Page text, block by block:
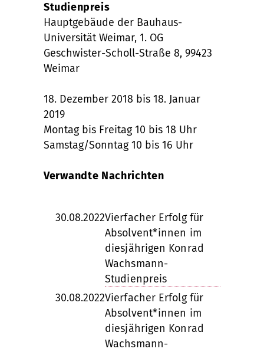
Studienpreis
Hauptgebäude der Bauhaus-
Universität Weimar, 1. OG
Geschwister-Scholl-Straße 8, 99423
Weimar
18. Dezember 2018 bis 18. Januar
2019
Montag bis Freitag 10 bis 18 Uhr
Samstag/Sonntag 10 bis 16 Uhr
Verwandte Nachrichten
30.08.2022Vierfacher Erfolg für
Absolvent*innen im
diesjährigen Konrad
Wachsmann-
Studienpreis
30.08.2022Vierfacher Erfolg für
Absolvent*innen im
diesjährigen Konrad
Wachsmann-